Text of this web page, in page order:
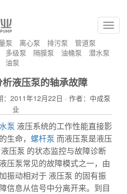
泵 离心泵 排污泵
管道泵
多级泵 隔膜泵 油桶泵
潜水泵
油泵
液压泵的轴承故障
：2011年12月22日 · 作者：中成泵
业
泵 液压系统的工作性能直接影
生命， 螺杆泵 而液压泵是液压
压泵 的状态监控与故障诊断
压泵常见的故障模式之一，由
振动相对于 液压泵 的固有振
信息从信号中分离开来。到目